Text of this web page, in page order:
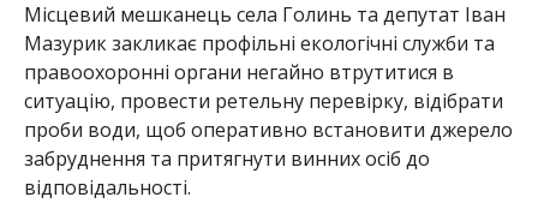
Місцевий мешканець села Голинь та депутат Іван
Мазурик закликає профільні екологічні служби та
правоохоронні органи негайно втрутитися в
ситуацію, провести ретельну перевірку, відібрати
проби води, щоб оперативно встановити джерело
забруднення та притягнути винних осіб до
відповідальності.